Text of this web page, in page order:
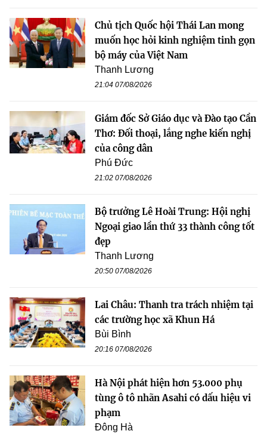
Chủ tịch Quốc hội Thái Lan mong
muốn học hỏi kinh nghiệm tinh gọn
bộ máy của Việt Nam
Thanh Lương
21:04 07/08/2026
Giám đốc Sở Giáo dục và Đào tạo Cần
Thơ: Đối thoại, lắng nghe kiến nghị
của công dân
Phú Đức
21:02 07/08/2026
Bộ trưởng Lê Hoài Trung: Hội nghị
Ngoại giao lần thứ 33 thành công tốt
đẹp
Thanh Lương
20:50 07/08/2026
Lai Châu: Thanh tra trách nhiệm tại
các trường học xã Khun Há
Bùi Bình
20:16 07/08/2026
Hà Nội phát hiện hơn 53.000 phụ
tùng ô tô nhãn Asahi có dấu hiệu vi
phạm
Đông Hà